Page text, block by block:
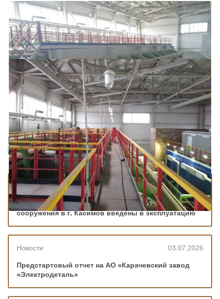
Поделиться в соц. сетях
Новости 10.07.2026
АО "ГРПЗ" задает новый стандарт: очистные
сооружения в г. Касимов введены в эксплуатацию
Новости 03.07.2026
Предстартовый отчет на АО «Карачевский завод
«Электродеталь»